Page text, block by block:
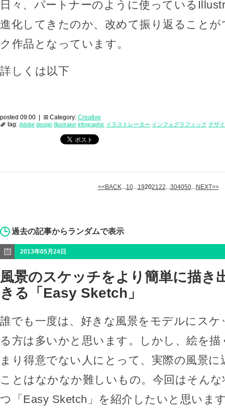
日々、パートナーのように使っている
進化してきたのか、改めて振り返ること
ク作品となっています。
詳しくは以下
posted 09:00 | Category: Creative
tag: Adobe design Illustrator infographic イラストレーター インフォグラフィック デザ
<<BACK...10...19202122...304050...NEXT>>
過去の記事からランダムで表示
2013年05月24日
風景のスケッチをより簡単に描き
きる「Easy Sketch」
誰でも一度は、好きな風景をモデルにス
る方は多いかと思います。しかし、絵を
まり得意でない人にとって、実際の風景に
ことはなかなか難しいもの。今回はそん
つ「Easy Sketch」を紹介したいと思いま